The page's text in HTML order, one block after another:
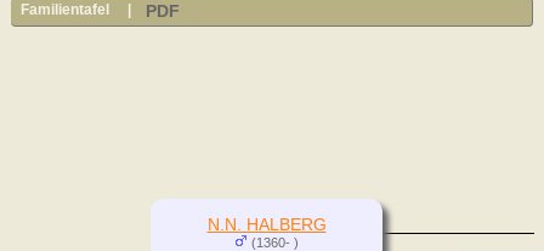
Familientafel PDF
N.N. HALBERG
(1360- )